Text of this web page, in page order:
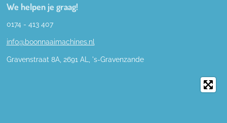
We helpen je graag!
0174 - 413 407
info@boonnaaimachines.nl
Gravenstraat 8A, 2691 AL, 's-Gravenzande